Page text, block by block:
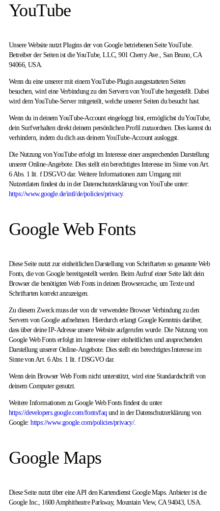
YouTube
Unsere Website nutzt Plugins der von Google betriebenen Seite YouTube.
Betreiber der Seiten ist die YouTube, LLC, 901 Cherry Ave., San Bruno, CA
94066, USA.
Wenn du eine unserer mit einem YouTube-Plugin ausgestatteten Seiten
besuchen, wird eine Verbindung zu den Servern von YouTube hergestellt. Dabei
wird dem YouTube-Server mitgeteilt, welche unserer Seiten du besucht hast.
Wenn du in deinem YouTube-Account eingeloggt bist, ermöglichst du YouTube,
dein Surfverhalten direkt deinem persönlichen Profil zuzuordnen. Dies kannst du
verhindern, indem du dich aus deinem YouTube-Account ausloggst.
Die Nutzung von YouTube erfolgt im Interesse einer ansprechenden Darstellung
unserer Online-Angebote. Dies stellt ein berechtigtes Interesse im Sinne von Art.
6 Abs. 1 lit. f DSGVO dar. Weitere Informationen zum Umgang mit
Nutzerdaten findest du in der Datenschutzerklärung von YouTube unter:
https://www.google.de/intl/de/policies/privacy.
Google Web Fonts
Diese Seite nutzt zur einheitlichen Darstellung von Schriftarten so genannte Web
Fonts, die von Google bereitgestellt werden. Beim Aufruf einer Seite lädt dein
Browser die benötigten Web Fonts in deinen Browsercache, um Texte und
Schriftarten korrekt anzuzeigen.
Zu diesem Zweck muss der von dir verwendete Browser Verbindung zu den
Servern von Google aufnehmen. Hierdurch erlangt Google Kenntnis darüber,
dass über deine IP-Adresse unsere Website aufgerufen wurde. Die Nutzung von
Google Web Fonts erfolgt im Interesse einer einheitlichen und ansprechenden
Darstellung unserer Online-Angebote. Dies stellt ein berechtigtes Interesse im
Sinne von Art. 6 Abs. 1 lit. f DSGVO dar.
Wenn dein Browser Web Fonts nicht unterstützt, wird eine Standardschrift von
deinem Computer genutzt.
Weitere Informationen zu Google Web Fonts findest du unter
https://developers.google.com/fonts/faq und in der Datenschutzerklärung von
Google:https://www.google.com/policies/privacy/.
Google Maps
Diese Seite nutzt über eine API den Kartendienst Google Maps. Anbieter ist die
Google Inc., 1600 Amphitheatre Parkway, Mountain View, CA 94043, USA.